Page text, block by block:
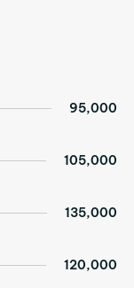
95,000
105,000
135,000
120,000